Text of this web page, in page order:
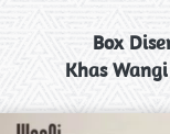
Box
Khas